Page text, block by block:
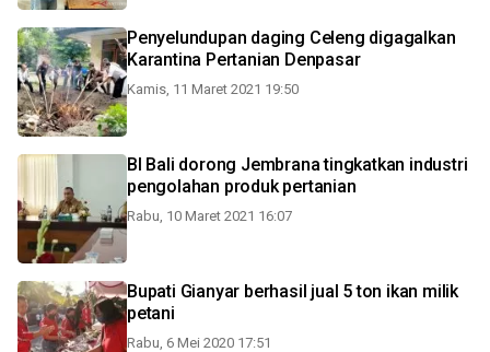
Penyelundupan daging Celeng digagalkan
Karantina Pertanian Denpasar
Kamis, 11 Maret 2021 19:50
BI Bali dorong Jembrana tingkatkan industri
pengolahan produk pertanian
Rabu, 10 Maret 2021 16:07
Bupati Gianyar berhasil jual 5 ton ikan milik
petani
Rabu, 6 Mei 2020 17:51